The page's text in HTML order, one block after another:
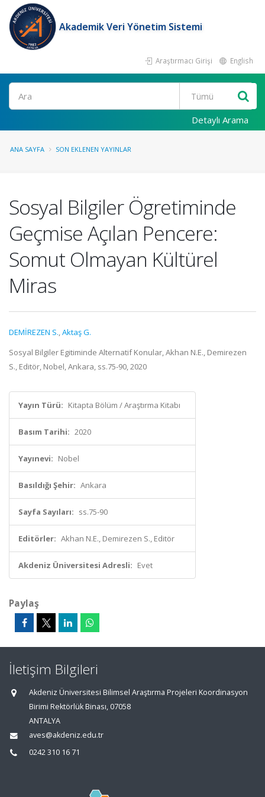
Akademik Veri Yönetim Sistemi
Araştırmacı Girişi English
Ara
Detaylı Arama
ANA SAYFA SON EKLENEN YAYINLAR
Sosyal Bilgiler Ögretiminde
Geçmise Açılan Pencere:
Somut Olmayan Kültürel
Miras
DEMİREZEN S.,Aktaş G.
Sosyal Bilgiler Egitiminde Alternatif Konular, Akhan N.E., Demirezen
S., Editör, Nobel, Ankara, ss.75-90, 2020
Yayın Türü: Kitapta Bölüm / Araştırma Kitabı
Basım Tarihi: 2020
Yayınevi: Nobel
Basıldığı Şehir: Ankara
Sayfa Sayıları: ss.75-90
Editörler: Akhan N.E., Demirezen S., Editör
Akdeniz Üniversitesi Adresli: Evet
Paylaş
İletişim Bilgileri
Akdeniz Üniversitesi Bilimsel Araştırma Projeleri Koordinasyon
Birimi Rektörlük Binası, 07058
ANTALYA
aves@akdeniz.edu.tr
0242 310 16 71